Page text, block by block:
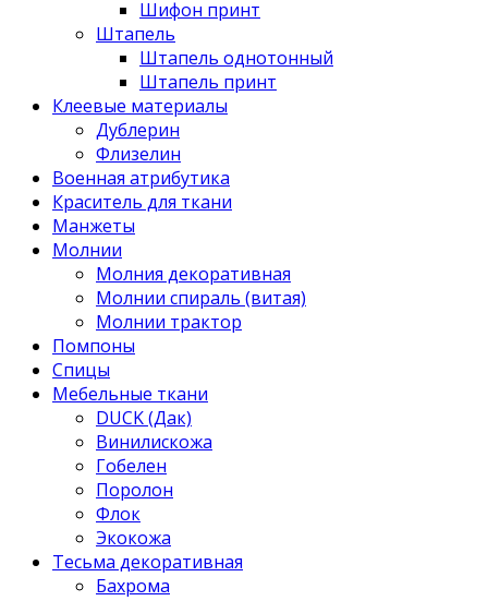
Шифон принт
Штапель
Штапель однотонный
Штапель принт
Клеевые материалы
Дублерин
Флизелин
Военная атрибутика
Краситель для ткани
Манжеты
Молнии
Молния декоративная
Молнии спираль (витая)
Молнии трактор
Помпоны
Спицы
Мебельные ткани
DUCK (Дак)
Винилискожа
Гобелен
Поролон
Флок
Экокожа
Тесьма декоративная
Бахрома